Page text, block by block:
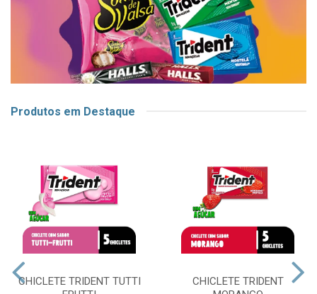
Produtos em Destaque
CHICLETE TRIDENT TUTTI
CHICLETE TRIDENT